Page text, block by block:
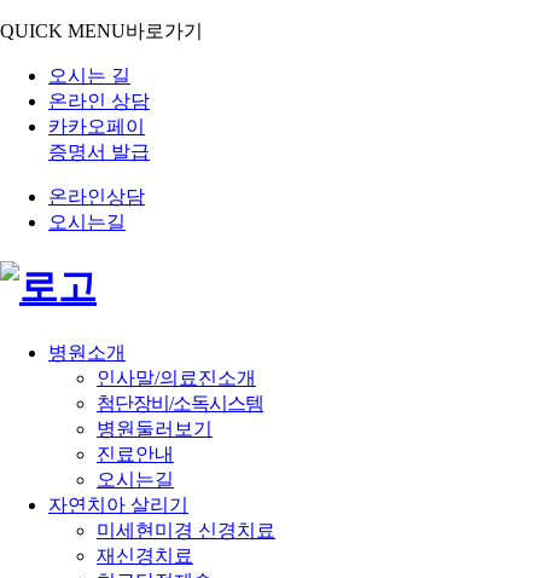
QUICK MENU바로가기
오시는 길
온라인 상담
카카오페이
증명서 발급
온라인상담
오시는길
병원소개
인사말/의료진소개
첨단장비/소독시스템
병원둘러보기
진료안내
오시는길
자연치아 살리기
미세현미경 신경치료
재신경치료